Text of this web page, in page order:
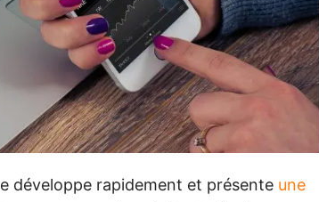
développe rapidement et présente une